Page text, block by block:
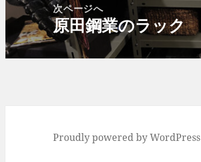
シ
ョ
ン
次ページへ
次
の
投
原田鋼業のラック
Proudly powered by WordPress